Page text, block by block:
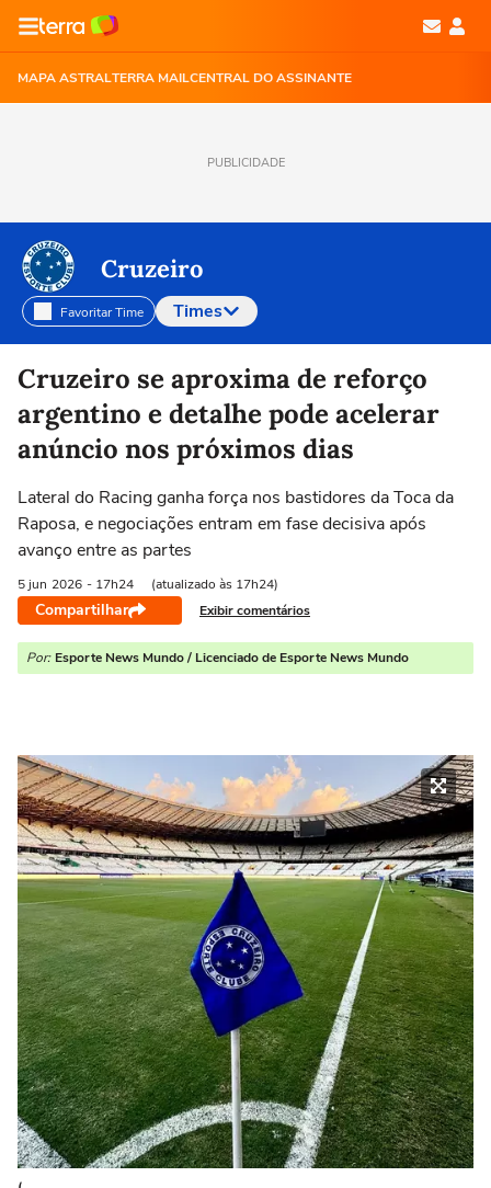
MAPA ASTRALTERRA MAILCENTRAL DO ASSINANTE
PUBLICIDADE
Cruzeiro
Favoritar Time Times
Selecione o time para ver as notícias
Cruzeiro se aproxima de reforço
argentino e detalhe pode acelerar
anúncio nos próximos dias
Lateral do Racing ganha força nos bastidores da Toca da
Raposa, e negociações entram em fase decisiva após
avanço entre as partes
5 jun 2026 - 17h24 (atualizado às 17h24)
Compartilhar Exibir comentários
Por: Esporte News Mundo / Licenciado de Esporte News Mundo